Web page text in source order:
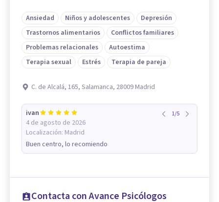
Ansiedad Niños y adolescentes
Depresión
Trastornos alimentarios
Conflictos familiares
Problemas relacionales
Autoestima
Terapia sexual
Estrés Terapia de pareja
C. de Alcalá, 165, Salamanca, 28009 Madrid
ivan
4 de agosto de 2026
Localización: Madrid
1/5
Buen centro, lo recomiendo
Contacta con Avance Psicólogos